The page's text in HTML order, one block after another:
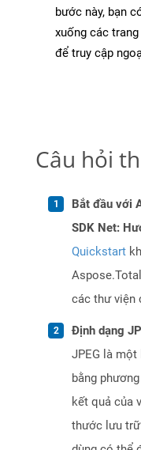
bước này, bạn
xuống các
để truy cập
Câu hỏi
Bắt đầu với
SDK Net:
Quickstart
các thư viện
Định dạng
JPEG là
bằng
kết quả của
thước lưu